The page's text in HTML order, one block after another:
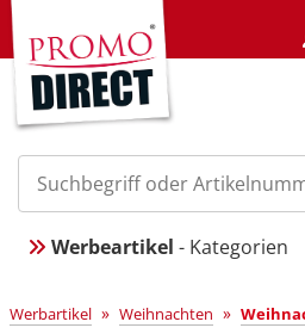
Werbeartikel - Kategorien
Werbartikel » Weihnachten »